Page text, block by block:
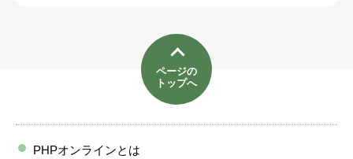
ページの
トップへ
PHPオンラインとは